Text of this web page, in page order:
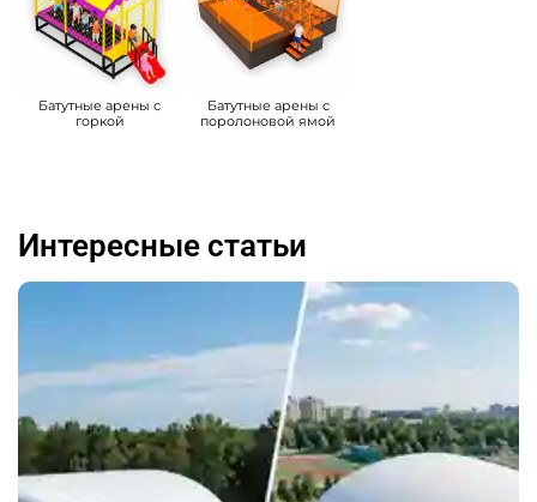
Батутные арены с
горкой
Батутные арены с
поролоновой ямой
Интересные статьи